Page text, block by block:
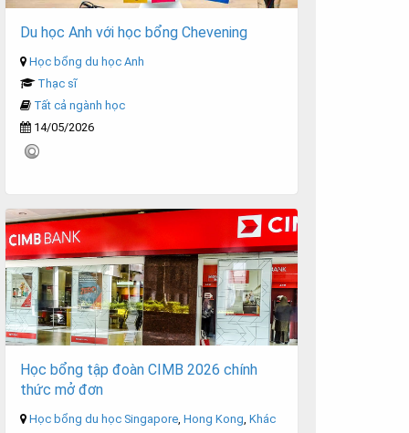
Du học Anh với học bổng Chevening
Học bổng du học Anh
Thạc sĩ
Tất cả ngành học
14/05/2026
Học bổng tập đoàn CIMB 2026 chính
thức mở đơn
Học bổng du học Singapore, Hong Kong, Khác